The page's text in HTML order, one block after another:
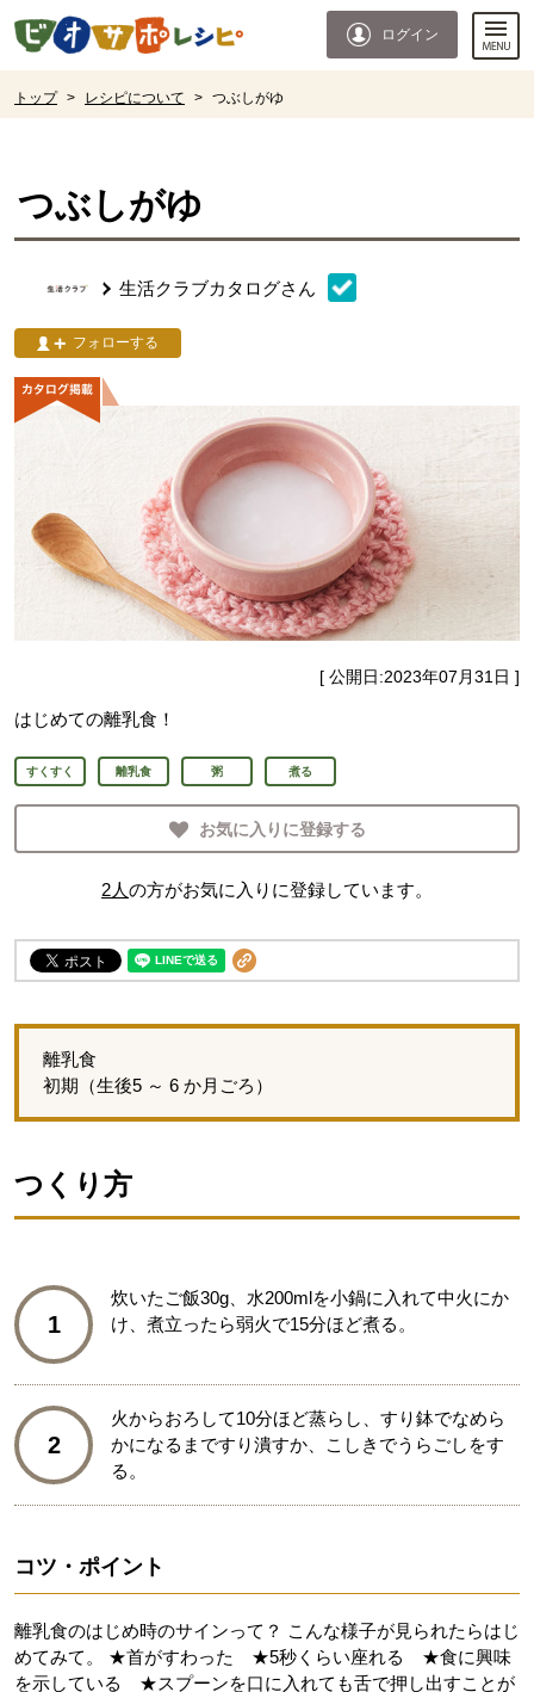
ページの先頭です。
ログイン
トップ > レシピについて > つぶしがゆ
つぶしがゆ
生活クラブカタログさん
フォローする
[ 公開日:2023年07月31日 ]
はじめての離乳食！
すくすく 離乳食 粥 煮る
お気に入りに登録する
2人の方がお気に入りに登録しています。
離乳食
初期（生後5 ～ 6 か月ごろ）
つくり方
1
炊いたご飯30g、水200mlを小鍋に入れて中火にか
け、煮立ったら弱火で15分ほど煮る。
2
火からおろして10分ほど蒸らし、すり鉢でなめら
かになるまですり潰すか、こしきでうらごしをす
る。
コツ・ポイント
離乳食のはじめ時のサインって？ こんな様子が見られたらはじ
めてみて。 ★首がすわった ★5秒くらい座れる ★食に興味
を示している ★スプーンを口に入れても舌で押し出すことが